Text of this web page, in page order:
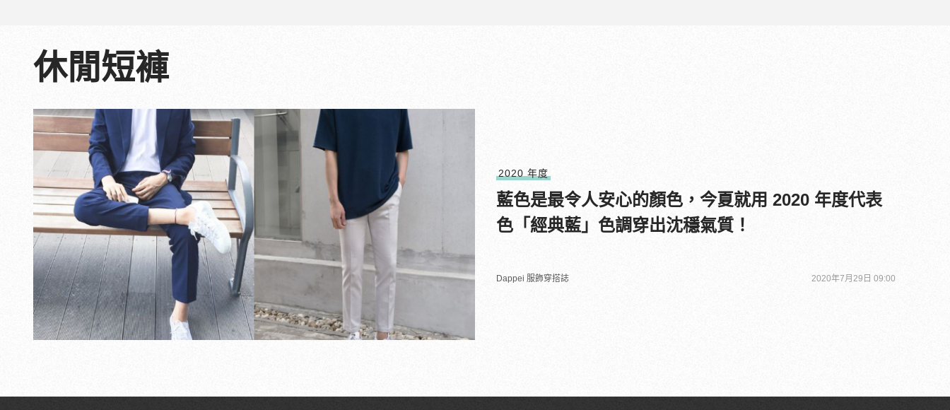
休閒短褲
2020 年度
藍色是最令人安心的顏色，今夏就用 2020 年度代表
色「經典藍」色調穿出沈穩氣質！
Dappei 服飾穿搭誌 2020年7月29日 09:00